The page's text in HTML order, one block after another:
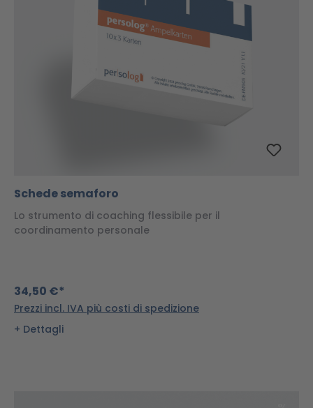
Schede semaforo
Lo strumento di coaching flessibile per il
coordinamento personale
34,50 €*
Prezzi incl. IVA più costi di spedizione
Dettagli